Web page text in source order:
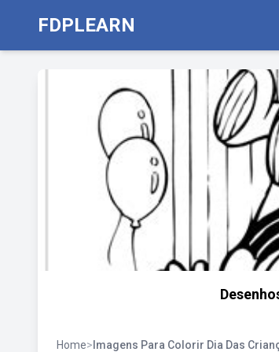
FDPLEARN
Home> Imagens Para Colorir Dia Das